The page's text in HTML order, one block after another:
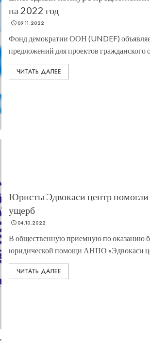
на 2022 год
09.11.2022
Фонд демократии ООН (UNDEF)
предложений для проектов гражданского
ЧИТАТЬ ДАЛЕЕ
Юристы Эдвокаси центр помогли
ущерб
04.10.2022
В общественную приемную по оказанию
юридической помощи АНПО «Эдвокаси
ЧИТАТЬ ДАЛЕЕ